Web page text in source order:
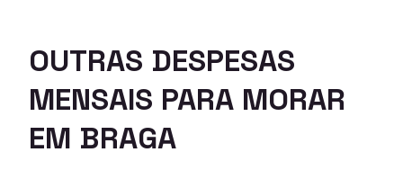
OUTRAS DESPESAS
MENSAIS PARA MORAR
EM BRAGA